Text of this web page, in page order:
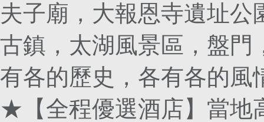
夫子廟，大報恩寺遺址
古鎮，太湖風景區，盤門
有各的歷史，各有各的風
★【全程優選酒店】當地